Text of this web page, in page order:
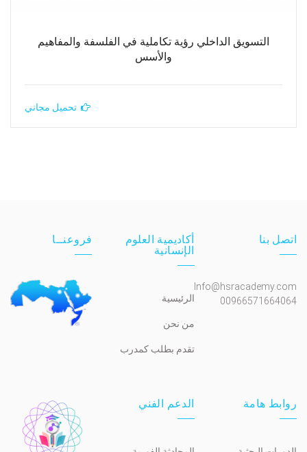
التسويق الداخلي رؤية تكاملية في الفلسفة والمفاهيم
والأسس
تحميل مجاني
اتصل بنا
Info@hsracademy.com
00966571664064
أكاديمية العلوم
الإنسانية
الرئيسية
من نحن
تقدم بطلب كمدرب
فروعنــا
روابط هامة الدعم الفني